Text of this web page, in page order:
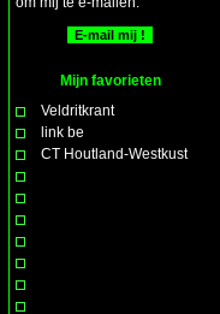
Mijn favorieten
Veldritkrant
link be
CT Houtland-Westkust